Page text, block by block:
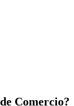
Comercio?